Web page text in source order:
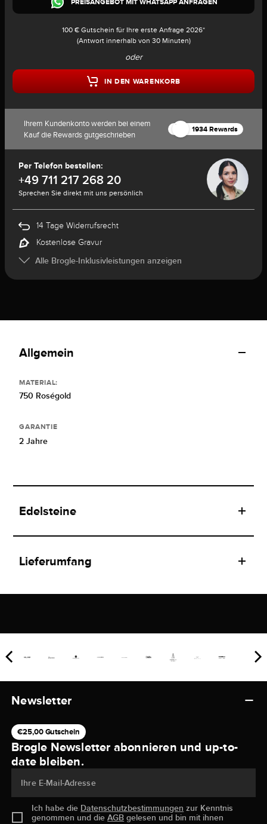
PREISANGEBOT MIT WHATSAPP ANFRAGEN
100 € Gutschein für Ihre erste Anfrage 2026*
(Antwort innerhalb von 30 Minuten)
oder
IN DEN WARENKORB
Ihrem Kundenkonto werden bei einem
Kauf die Rewards gutgeschrieben
1934 Rewards
Per Telefon bestellen:
+49 711 217 268 20
Sprechen Sie direkt mit uns persönlich
14 Tage Widerrufsrecht
Kostenlose Gravur
Alle Brogle-Inklusivleistungen anzeigen
Allgemein
MATERIAL:
750 Roségold
GARANTIE
2 Jahre
Edelsteine
Lieferumfang
Newsletter
€25,00 Gutschein
Brogle Newsletter abonnieren und up-to-
date bleiben.
Ihre E-Mail-Adresse
Ich habe die Datenschutzbestimmungen zur Kenntnis
genommen und dieAGB gelesen und bin mit ihnen